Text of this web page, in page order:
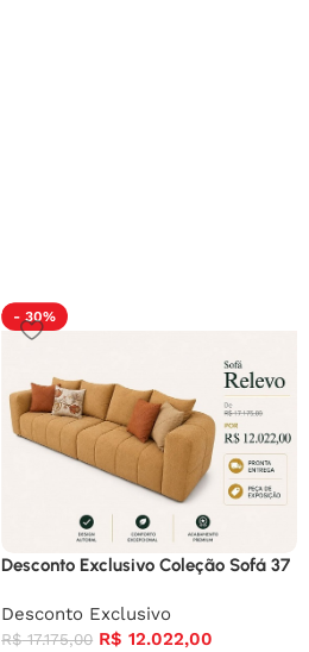
- 30%
Desconto Exclusivo Coleção Sofá 37
Desconto Exclusivo
R$17.175,00 R$ 12.022,00